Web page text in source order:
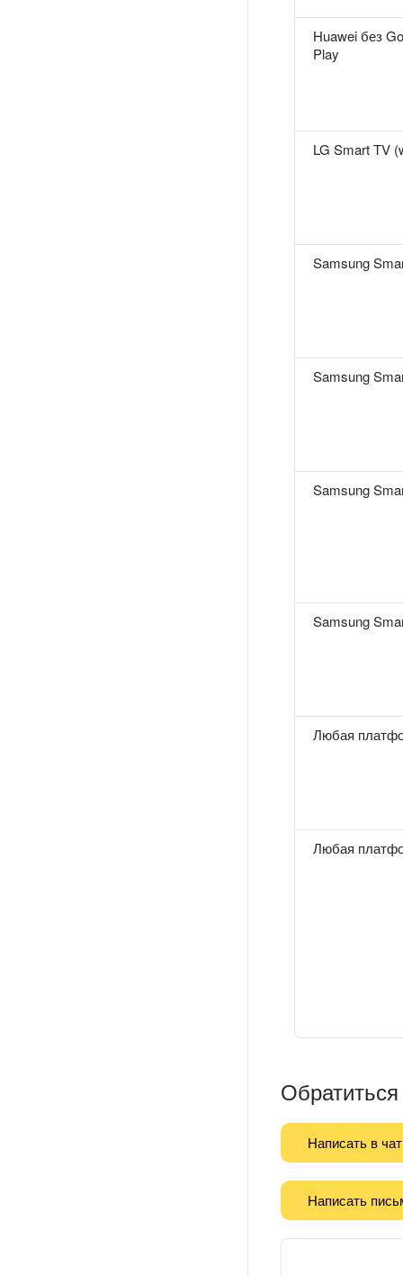
Huawei без
Play
LG Smart TV
Samsung
Samsung
Samsung
Samsung
Любая
Любая
Написать в чат
Написать